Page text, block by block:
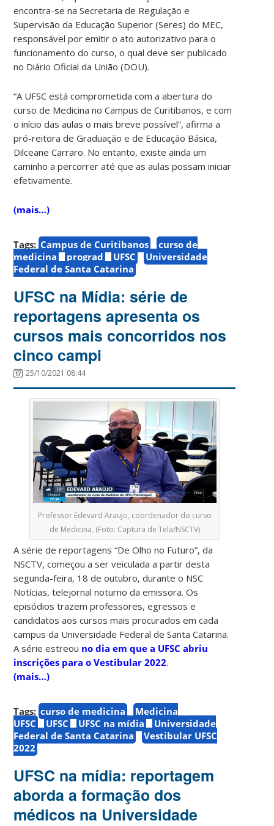
encontra-se na Secretaria de Regulação e
Supervisão da Educação Superior (Seres) do MEC,
responsável por emitir o ato autorizativo para o
funcionamento do curso, o qual deve ser publicado
no Diário Oficial da União (DOU).
“A UFSC está comprometida com a abertura do
curso de Medicina no Campus de Curitibanos, e com
o início das aulas o mais breve possível”, afirma a
pró-reitora de Graduação e de Educação Básica,
Dilceane Carraro. No entanto, existe ainda um
caminho a percorrer até que as aulas possam iniciar
efetivamente.
(mais…)
Tags: Campus de Curitibanos
curso de
medicina
prograd UFSC
Universidade
Federal de Santa Catarina
UFSC na Mídia: série de
reportagens apresenta os
cursos mais concorridos nos
cinco campi
25/10/2021 08:44
Professor Edevard Araujo, coordenador do curso
de Medicina. (Foto: Captura de Tela/NSCTV)
A série de reportagens “De Olho no Futuro”, da
NSCTV, começou a ser veiculada a partir desta
segunda-feira, 18 de outubro, durante o NSC
Notícias, telejornal noturno da emissora. Os
episódios trazem professores, egressos e
candidatos aos cursos mais procurados em cada
campus da Universidade Federal de Santa Catarina.
A série estreou no dia em que a UFSC abriu
inscrições para o Vestibular 2022.
(mais…)
Tags: curso de medicina
Medicina
UFSC
UFSC UFSC na mídia
Universidade
Federal de Santa Catarina
Vestibular UFSC
2022
UFSC na mídia: reportagem
aborda a formação dos
médicos na Universidade